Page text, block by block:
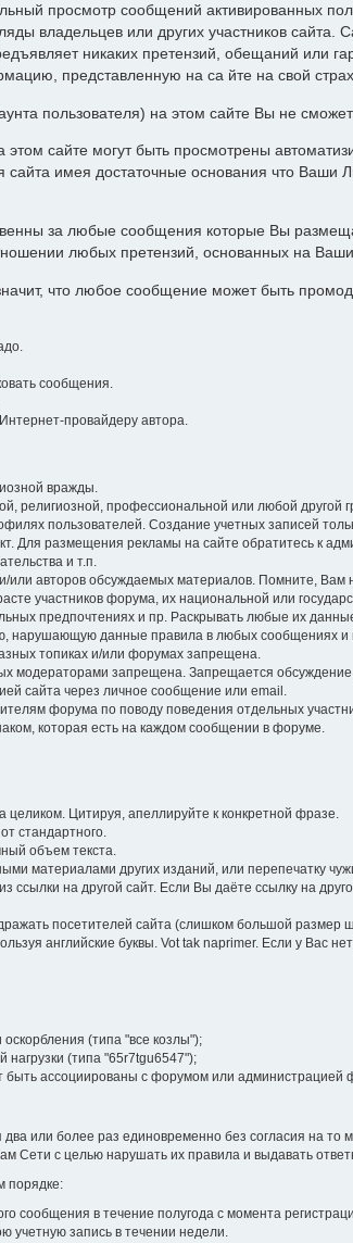
просмотр сообщений активированных
владельцев или других участников сайта.
никаких претензий, обещаний или
представленную на са йте на свой страх
пользователя) на этом сайте Вы не
сайте могут быть просмотрены
сайта имея достаточные основания что
за любые сообщения которые Вы
любых претензий, основанных на
что любое сообщение может быть
сообщения.
провайдеру автора.
вражды.
религиозной, профессиональной или любой
пользователей. Создание учетных записей
Для размещения рекламы на сайте обратитесь к
и т.п.
или авторов обсуждаемых материалов. Помните,
участников форума, их национальной или
предпочтениях и пр. Раскрывать любые их
нарушающую данные правила в любых сообщениях и
топиках и/или форумах запрещена.
модераторами запрещена. Запрещается
сайта через личное сообщение или email.
форума по поводу поведения отдельных
которая есть на каждом сообщении в форуме.
Цитируя, апеллируйте к конкретной фразе.
стандартного.
объем текста.
материалами других изданий, или перепечатку
ссылки на другой сайт. Если Вы даёте ссылку на
посетителей сайта (слишком большой размер
английские буквы. Vot tak naprimer. Если у Вас
(типа "все козлы");
нагрузки (типа "65r7tgu6547");
быть ассоциированы с форумом или администрацией
или более раз единовременно без согласия на то
Сети с целью нарушать их правила и выдавать
порядке:
сообщения в течение полугода с момента
учетную запись в течении недели.